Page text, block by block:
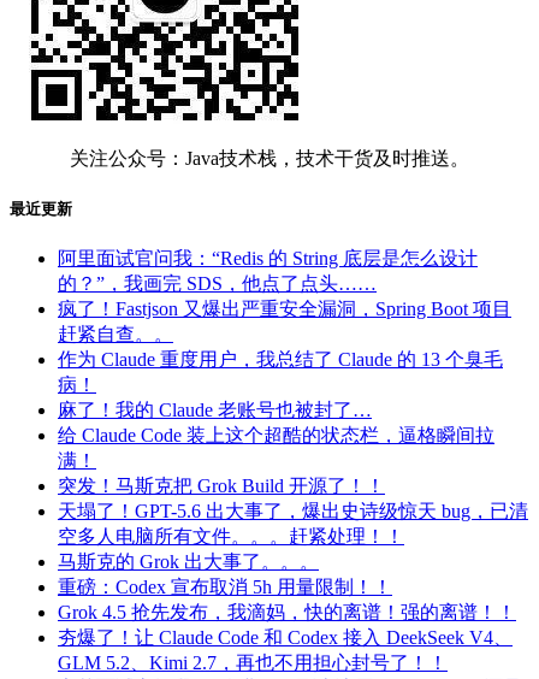
关注公众号：Java技术栈，技术干货及时推送。
最近更新
阿里面试官问我：“Redis 的 String 底层是怎么设计
的？”，我画完 SDS，他点了点头……
疯了！Fastjson 又爆出严重安全漏洞，Spring Boot 项目
赶紧自查。。
作为 Claude 重度用户，我总结了 Claude 的 13 个臭毛
病！
麻了！我的 Claude 老账号也被封了…
给 Claude Code 装上这个超酷的状态栏，逼格瞬间拉
满！
突发！马斯克把 Grok Build 开源了！！
天塌了！GPT-5.6 出大事了，爆出史诗级惊天 bug，已清
空多人电脑所有文件。。。赶紧处理！！
马斯克的 Grok 出大事了。。。
重磅：Codex 宣布取消 5h 用量限制！！
Grok 4.5 抢先发布，我滴妈，快的离谱！强的离谱！！
夯爆了！让 Claude Code 和 Codex 接入 DeekSeek V4、
GLM 5.2、Kimi 2.7，再也不用担心封号了！！